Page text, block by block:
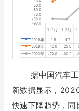
据中国汽车工
新数据显示，
快速下降趋势，同